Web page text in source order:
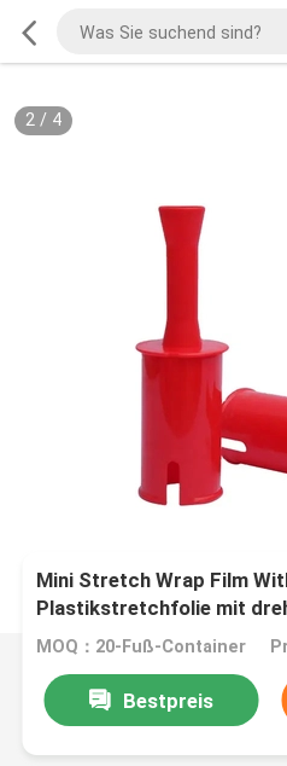
2/ 4
Mini Stretch Wrap Film
Plastikstretchfolie mit
Paletten-Verpackung
MOQ：20-Fuß-Container
Bestpreis